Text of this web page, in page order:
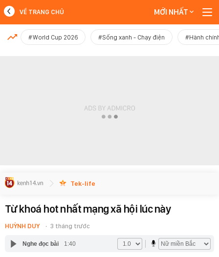
MỚI NHẤT
VỀ TRANG CHỦ MỚI NHẤT
#World Cup 2026 #Sống xanh - Chạy điện #Hành
Tek-life
Từ khoá hot nhất mạng xã hội lúc này
HUỲNH DUY 3 tháng trước
Nghe đọc bài 1:40